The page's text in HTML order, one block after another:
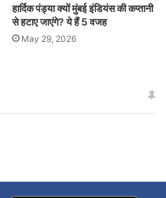
हार्दिक पंड्या क्यों मुंबई इंडियंस की कप्तानी
से हटाए जाएंगे? ये हैं 5 वजह
May 29, 2026
खाई में धक्का… आरोपियों ने